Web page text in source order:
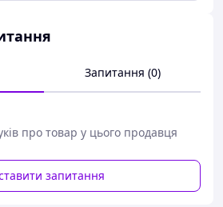
під номером N 1098.
будь-яких дефектів.
надійно упаковуємо марки у
марки Пошти України.
Запитання (0)
про товар у цього продавця
запитання